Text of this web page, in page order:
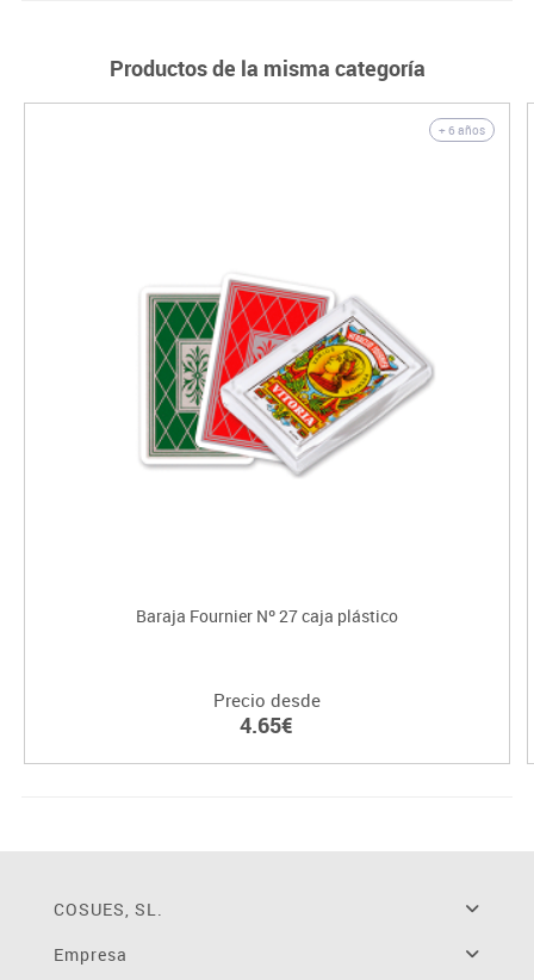
Productos de la misma categoría
+ 6 años
Baraja Fournier Nº 27 caja plástico
Precio desde
4.65€
COSUES, SL.
Empresa